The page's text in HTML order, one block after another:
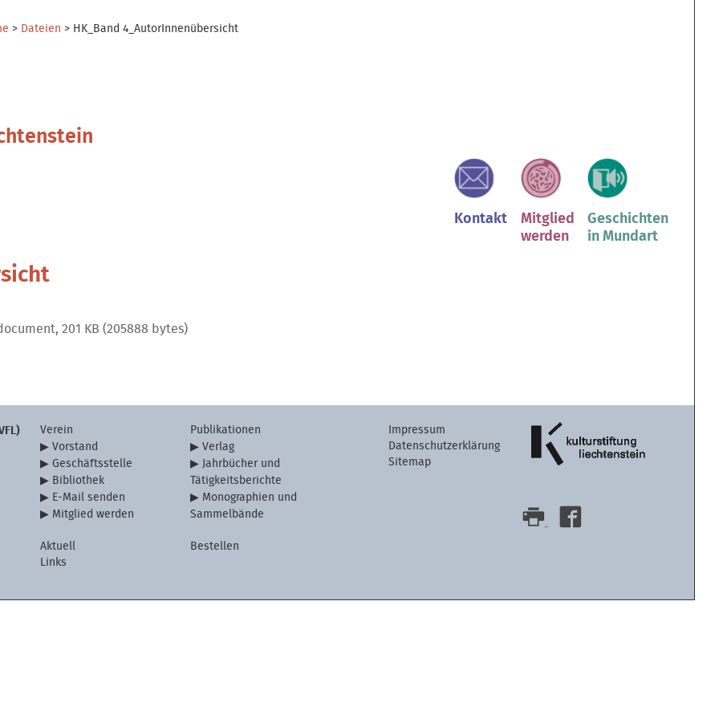
> Dateien > HK_Band 4_AutorInnenübersicht
Kontakt
Mitglied
werden
Geschichten
in Mundart
201 KB (205888 bytes)
Verein
Vorstand
Geschäftsstelle
Bibliothek
E-Mail senden
Mitglied werden
Aktuell
Links
Publikationen
Verlag
Jahrbücher und
Tätigkeitsberichte
Monographien und
Sammelbände
Bestellen
Impressum
Datenschutzerklärung
Sitemap